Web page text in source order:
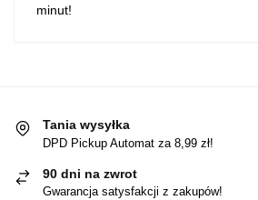
minut!
Tania wysyłka
DPD Pickup Automat za 8,99 zł!
90 dni na zwrot
Gwarancja satysfakcji z zakupów!